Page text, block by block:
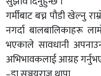
गर्मीबाट बच्न पौडी खेल्नु
नगर्दा बालबालिकाहरू
भएकाले सावधानी
अभिभावकलाई आग्रह